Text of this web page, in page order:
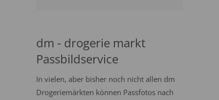
dm - drogerie markt
Passbildservice
In vielen, aber bisher noch nicht allen dm
Drogeriemärkten können Passfotos nach